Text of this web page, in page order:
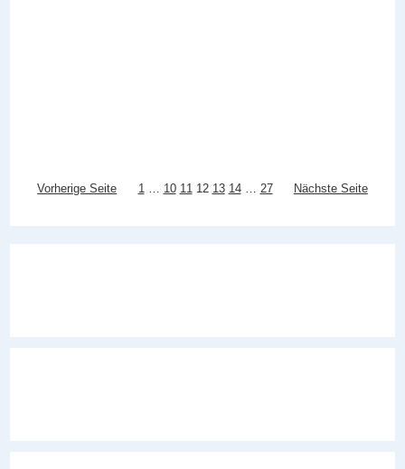
Vorherige Seite 1 … 10 11 12 13 14 … 27 Nächste Seite